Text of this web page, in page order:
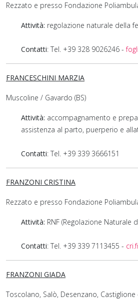
Rezzato e presso Fondazione
Attività: regolazione naturale della
Contatti: Tel. +39 328 9026246 -
FRANCESCHINI MARZIA
Muscoline / Gavardo (BS)
Attività: accompagnamento e
assistenza al parto, puerperio e
Contatti: Tel. +39 339 3666151
FRANZONI CRISTINA
Rezzato e presso Fondazione
Attività: RNF (Regolazione Naturale
Contatti: Tel. +39 339 7113455 -
FRANZONI GIADA
Toscolano, Salò, Desenzano, Castiglione